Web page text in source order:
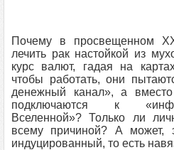
Почему в просвещенном
лечить рак настойкой из
курс валют, гадая на
чтобы работать, они
денежный канал», а
подключаются к
Вселенной»? Только ли
всему причиной? А может,
индуцированный, то есть